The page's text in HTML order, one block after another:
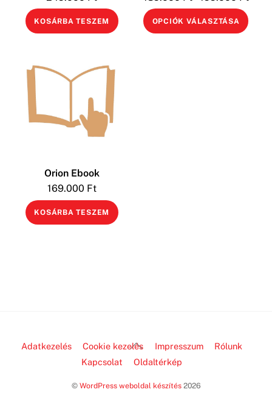
KOSÁRBA TESZEM OPCIÓK VÁLASZTÁSA
Orion Ebook
169.000 Ft
KOSÁRBA TESZEM
Back
To
Adatkezelés Cookie kezelés Impresszum
Rólunk
Kapcsolat
Oldaltérkép
© WordPress weboldal készítés2026